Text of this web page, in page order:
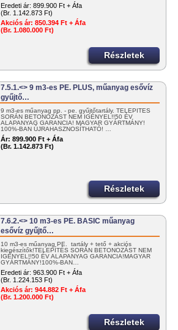
Eredeti ár: 899.900 Ft + Áfa
(Br. 1.142.873 Ft)
Akciós ár: 850.394 Ft + Áfa
(Br. 1.080.000 Ft)
Részletek
7.5.1.<> 9 m3-es PE. PLUS, műanyag esővíz
gyűjtő…
9 m3-es műanyag pp. - pe. gyűjtőtartály. TELEPÍTÉS
SORÁN BETONOZÁST NEM IGÉNYEL!!50 ÉV
ALAPANYAG GARANCIA! MAGYAR GYÁRTMÁNY!
100%-BAN ÚJRAHASZNOSÍTHATÓ! …
Ár: 899.900 Ft + Áfa
(Br. 1.142.873 Ft)
Részletek
7.6.2.<> 10 m3-es PE. BASIC műanyag
esővíz gyűjtő…
10 m3-es műanyag PE. tartály + tető + akciós
kiegészítők!TELEPÍTÉS SORÁN BETONOZÁST NEM
IGÉNYEL!!50 ÉV ALAPANYAG GARANCIA!MAGYAR
GYÁRTMÁNY!100%-BAN…
Eredeti ár: 963.900 Ft + Áfa
(Br. 1.224.153 Ft)
Akciós ár: 944.882 Ft + Áfa
(Br. 1.200.000 Ft)
Részletek